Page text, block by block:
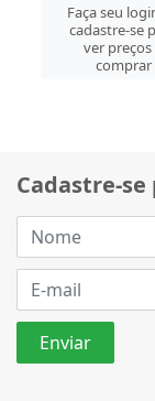
Faça seu
cadastre-se
ver preços
comprar
Cadastre-